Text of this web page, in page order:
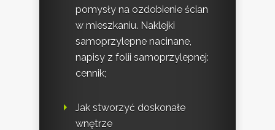
pomysły na ozdobienie ścian
w mieszkaniu. Naklejki
samoprzylepne nacinane,
napisy z folii samoprzylepnej:
cennik;
Jak stworzyć doskonałe
wnętrze